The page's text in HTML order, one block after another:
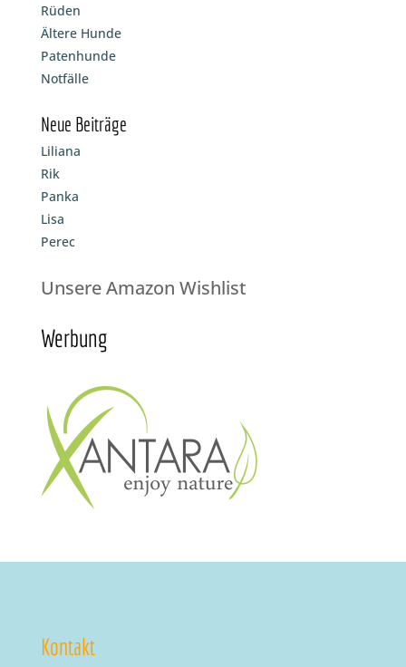
Rüden
Ältere Hunde
Patenhunde
Notfälle
Neue Beiträge
Liliana
Rik
Panka
Lisa
Perec
Unsere Amazon Wishlist
Werbung
Kontakt